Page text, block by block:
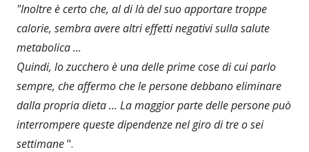
"Inoltre è certo che, al di là del suo apportare troppe
calorie, sembra avere altri effetti negativi sulla salute
metabolica ...
Quindi, lo zucchero è una delle prime cose di cui parlo
sempre, che affermo che le persone debbano eliminare
dalla propria dieta ... La maggior parte delle persone può
interrompere queste dipendenze nel giro di tre o sei
settimane".